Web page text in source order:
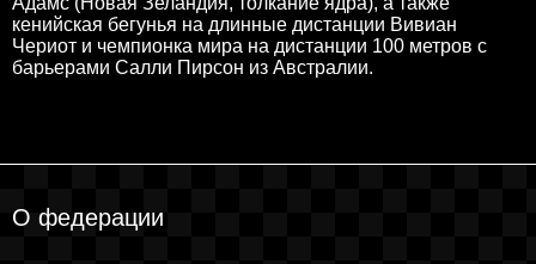
кенийская бегунья на длинные дистанции Вивиан
Чериот и чемпионка мира на дистанции 100 метров с
барьерами Салли Пирсон из Австралии.
О федерации